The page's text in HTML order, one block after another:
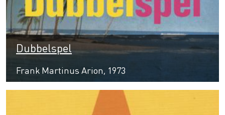
Dubbelspel
Frank Martinus Arion, 1973